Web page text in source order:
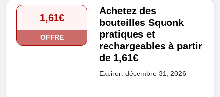
1,61€
OFFRE
Achetez des
bouteilles Squonk
pratiques et
rechargeables à partir
de 1,61€
Expirer: décembre 31, 2026